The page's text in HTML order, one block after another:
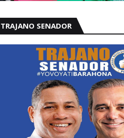
TRAJANO SENADOR